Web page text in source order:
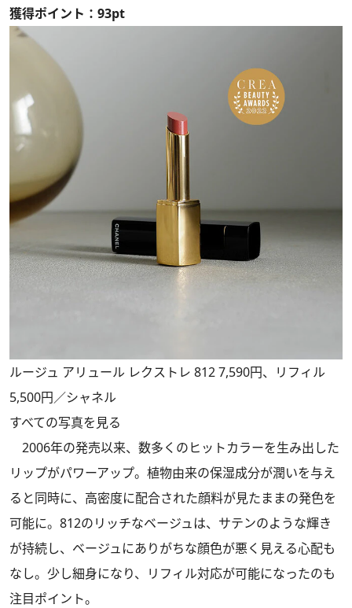
獲得ポイント：93pt
ルージュ アリュール レクストレ 812 7,590円、リフィル
5,500円／シャネル
すべての写真を見る
2006年の発売以来、数多くのヒットカラーを生み出した
リップがパワーアップ。植物由来の保湿成分が潤いを与え
ると同時に、高密度に配合された顔料が見たままの発色を
可能に。812のリッチなベージュは、サテンのような輝き
が持続し、ベージュにありがちな顔色が悪く見える心配も
なし。少し細身になり、リフィル対応が可能になったのも
注目ポイント。